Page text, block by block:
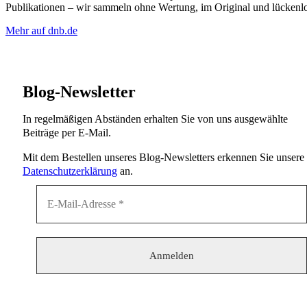
Publikationen – wir sammeln ohne Wertung, im Original und
Mehr auf dnb.de
Blog-Newsletter
In regelmäßigen Abständen erhalten Sie von uns ausgewählte
Beiträge per E-Mail.
Mit dem Bestellen unseres Blog-Newsletters erkennen Sie unsere
Datenschutzerklärung an.